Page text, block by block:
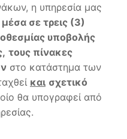
η υπηρεσία μας
σε τρεις (3)
υποβολής
τους πίνακες
στο κατάστημα των
και σχετικό
θα υπογραφεί από